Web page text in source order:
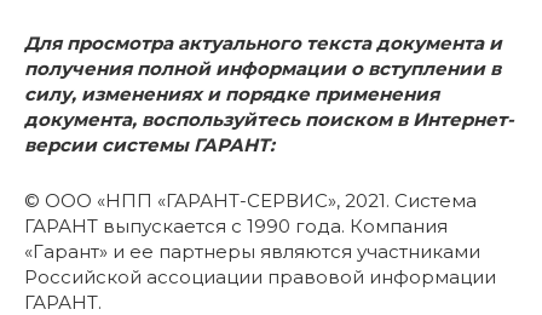
Для просмотра актуального текста документа и
получения полной информации о вступлении в
силу, изменениях и порядке применения
документа, воспользуйтесь поиском в Интернет-
версии системы ГАРАНТ:
© ООО «НПП «ГАРАНТ-СЕРВИС», 2021. Система
ГАРАНТ выпускается с 1990 года. Компания
«Гарант» и ее партнеры являются участниками
Российской ассоциации правовой информации
ГАРАНТ.